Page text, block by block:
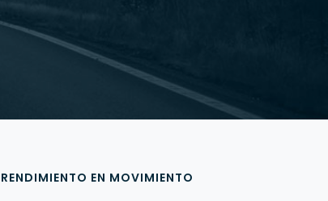
RENDIMIENTO EN MOVIMIENTO